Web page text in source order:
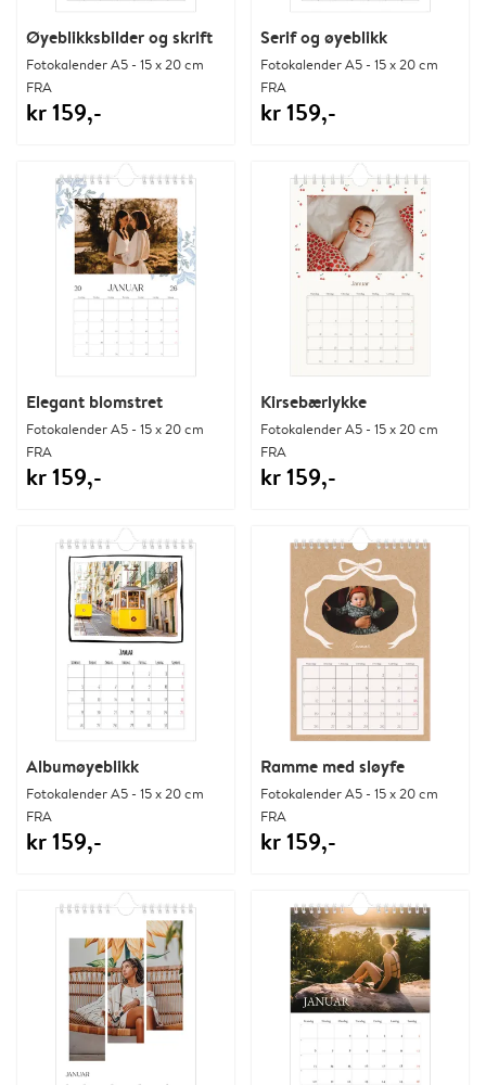
Øyeblikksbilder og skrift
Fotokalender A5 - 15 x 20 cm
FRA
kr 159,-
Serif og øyeblikk
Fotokalender A5 - 15 x 20 cm
FRA
kr 159,-
Elegant blomstret
Fotokalender A5 - 15 x 20 cm
FRA
kr 159,-
Kirsebærlykke
Fotokalender A5 - 15 x 20 cm
FRA
kr 159,-
Albumøyeblikk
Fotokalender A5 - 15 x 20 cm
FRA
kr 159,-
Ramme med sløyfe
Fotokalender A5 - 15 x 20 cm
FRA
kr 159,-